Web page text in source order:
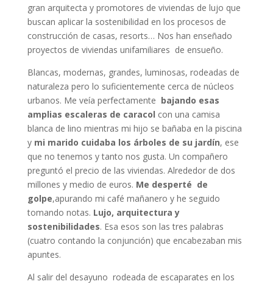
gran arquitecta y promotores de viviendas de lujo que
buscan aplicar la sostenibilidad en los procesos de
construcción de casas, resorts… Nos han enseñado
proyectos de viviendas unifamiliares de ensueño.
Blancas, modernas, grandes, luminosas, rodeadas de
naturaleza pero lo suficientemente cerca de núcleos
urbanos. Me veía perfectamente bajando esas
amplias escaleras de caracol con una camisa
blanca de lino mientras mi hijo se bañaba en la piscina
y mi marido cuidaba los árboles de su jardín, ese
que no tenemos y tanto nos gusta. Un compañero
preguntó el precio de las viviendas. Alrededor de dos
millones y medio de euros. Me desperté de
golpe,apurando mi café mañanero y he seguido
tomando notas. Lujo, arquitectura y
sostenibilidades. Esa esos son las tres palabras
(cuatro contando la conjunción) que encabezaban mis
apuntes.
Al salir del desayuno rodeada de escaparates en los